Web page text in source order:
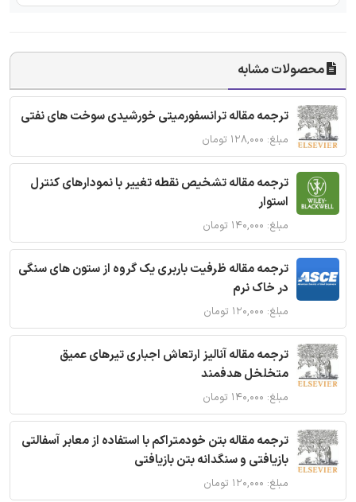
محصولات مشابه
ترجمه مقاله ترانسفورمیتی خورشیدی سوخت های نفتی
مبلغ: ۱۲۸,۰۰۰ تومان
ترجمه مقاله تشخیص نقطه تغییر با نمودارهای کنترل
استوار
مبلغ: ۱۴۰,۰۰۰ تومان
ترجمه مقاله ظرفیت باربری یک گروه از ستون های سنگی
در خاک نرم
مبلغ: ۱۲۰,۰۰۰ تومان
ترجمه مقاله آنالیز ارتعاش اجباری تیرهای عمیق
متخلخل هدفمند
مبلغ: ۱۴۰,۰۰۰ تومان
ترجمه مقاله بتن خودمتراکم با استفاده از معابر آسفالتی
بازیافتی و سنگدانه بتن بازیافتی
مبلغ: ۱۲۰,۰۰۰ تومان